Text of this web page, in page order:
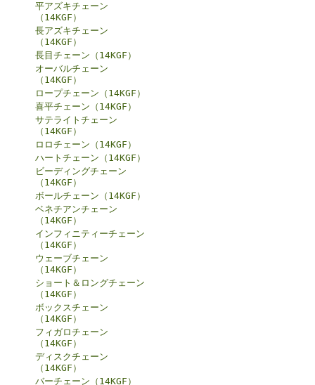
平アズキチェーン
（14KGF）
長アズキチェーン
（14KGF）
長目チェーン（14KGF）
オーバルチェーン
（14KGF）
ロープチェーン（14KGF）
喜平チェーン（14KGF）
サテライトチェーン
（14KGF）
ロロチェーン（14KGF）
ハートチェーン（14KGF）
ビーディングチェーン
（14KGF）
ボールチェーン（14KGF）
ベネチアンチェーン
（14KGF）
インフィニティーチェーン
（14KGF）
ウェーブチェーン
（14KGF）
ショート＆ロングチェーン
（14KGF）
ボックスチェーン
（14KGF）
フィガロチェーン
（14KGF）
ディスクチェーン
（14KGF）
バーチェーン（14KGF）